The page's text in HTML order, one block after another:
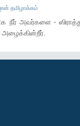
தமிழாக்கம்
நீர் அவர்களை -
அழைக்கின்றீர்.